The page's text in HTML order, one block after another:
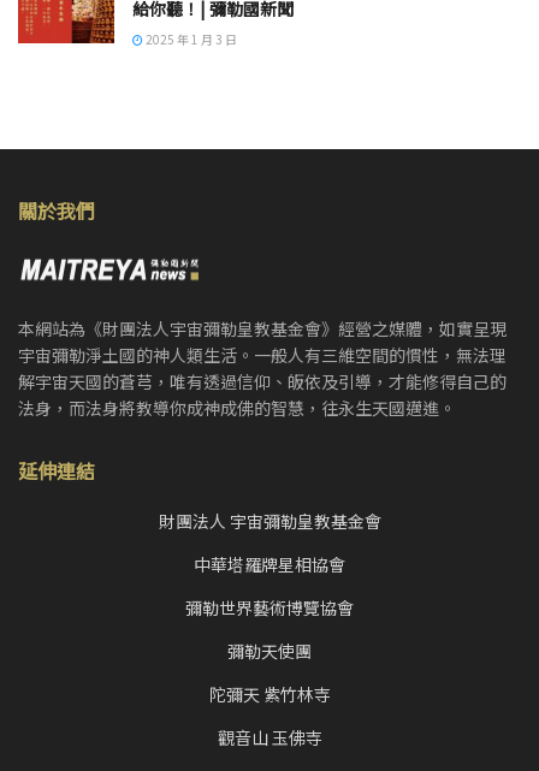
給你聽！| 彌勒國新聞
2025 年 1 月 3 日
關於我們
本網站為《財團法人宇宙彌勒皇教基金會》經營之媒體，如實呈現
宇宙彌勒淨土國的神人類生活。一般人有三維空間的慣性，無法理
解宇宙天國的蒼芎，唯有透過信仰、皈依及引導，才能修得自己的
法身，而法身將教導你成神成佛的智慧，往永生天國邁進。
延伸連結
財團法人 宇宙彌勒皇教基金會
中華塔羅牌星相協會
彌勒世界藝術博覽協會
彌勒天使團
陀彌天 紫竹林寺
觀音山 玉佛寺